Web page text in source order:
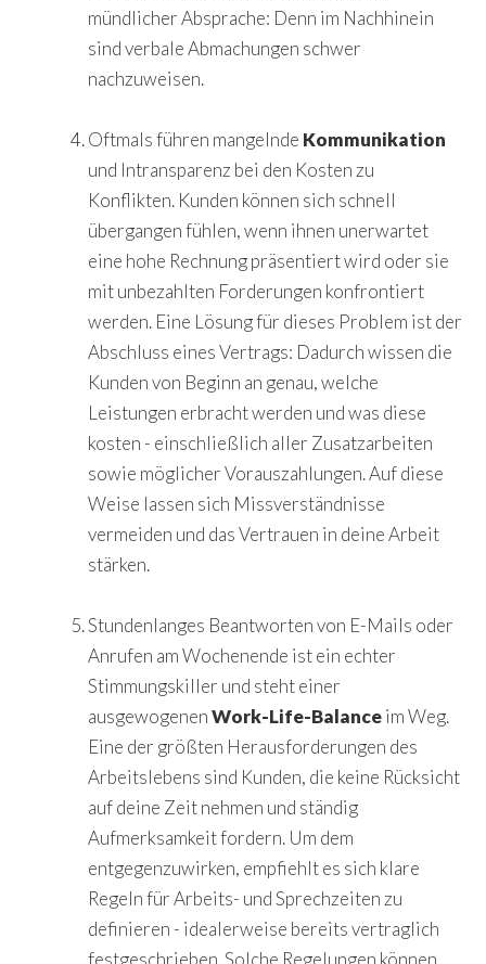
mündlicher Absprache: Denn im Nachhinein
sind verbale Abmachungen schwer
nachzuweisen.
Oftmals führen mangelnde Kommunikation
und Intransparenz bei den Kosten zu
Konflikten. Kunden können sich schnell
übergangen fühlen, wenn ihnen unerwartet
eine hohe Rechnung präsentiert wird oder sie
mit unbezahlten Forderungen konfrontiert
werden. Eine Lösung für dieses Problem ist der
Abschluss eines Vertrags: Dadurch wissen die
Kunden von Beginn an genau, welche
Leistungen erbracht werden und was diese
kosten - einschließlich aller Zusatzarbeiten
sowie möglicher Vorauszahlungen. Auf diese
Weise lassen sich Missverständnisse
vermeiden und das Vertrauen in deine Arbeit
stärken.
Stundenlanges Beantworten von E-Mails oder
Anrufen am Wochenende ist ein echter
Stimmungskiller und steht einer
ausgewogenenWork-Life-Balanceim Weg.
Eine der größten Herausforderungen des
Arbeitslebens sind Kunden, die keine Rücksicht
auf deine Zeit nehmen und ständig
Aufmerksamkeit fordern. Um dem
entgegenzuwirken, empfiehlt es sich klare
Regeln für Arbeits- und Sprechzeiten zu
definieren - idealerweise bereits vertraglich
festgeschrieben. Solche Regelungen können